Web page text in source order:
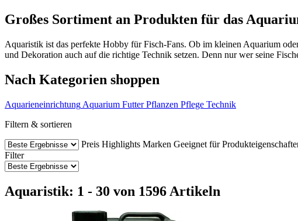
Großes Sortiment an Produkten für das
Aquaristik ist das perfekte Hobby für Fisch-Fans. Ob im kleinen Aquarium
und Dekoration auch auf die richtige Technik setzen. Denn nur wer seine
Nach Kategorien shoppen
Aquarieneinrichtung Aquarium Futter Pflanzen Pflege Technik
Filtern & sortieren
Preis Highlights Marken Geeignet für
Filter
Aquaristik: 1 - 30 von 1596 Artikeln